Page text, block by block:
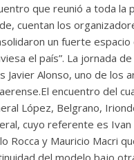
que reunió a toda la
cuentan los
un fuerte
el país”. La jornada
Javier Alonso, uno de los
encuentro del
López, Belgrano,
cuyo referente es
Rocca y Mauricio Macri
del modelo bajo